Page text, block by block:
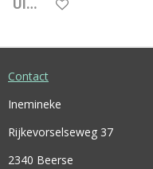
UITVERKOCHT
Contact
Inemineke
Rijkevorselseweg 37
2340 Beerse